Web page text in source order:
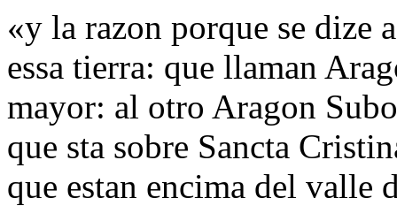
«y la razon porque se dize
essa tierra: que llaman
mayor: al otro Aragon
que sta sobre Sancta
que estan encima del valle